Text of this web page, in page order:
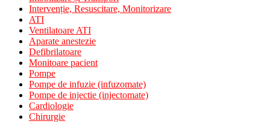
Intervenție, Resuscitare, Monitorizare
ATI
Ventilatoare ATI
Aparate anestezie
Defibrilatoare
Monitoare pacient
Pompe
Pompe de infuzie (infuzomate)
Pompe de injectie (injectomate)
Cardiologie
Chirurgie